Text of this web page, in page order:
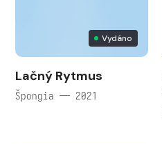
Vydáno
Lačný Rytmus
Špongia — 2021